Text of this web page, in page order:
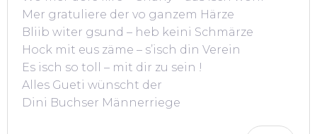
Mer gratuliere der vo ganzem Härze
Bliib witer gsund – heb keini Schmärze
Hock mit eus zäme – s’isch din Verein
Es isch so toll – mit dir zu sein !
Alles Gueti wünscht der
Dini Buchser Männerriege